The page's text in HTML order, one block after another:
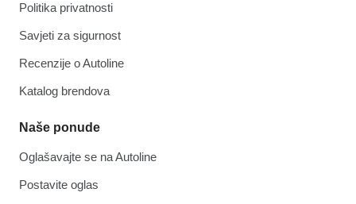
Politika privatnosti
Savjeti za sigurnost
Recenzije o Autoline
Katalog brendova
Naše ponude
Oglašavajte se na Autoline
Postavite oglas